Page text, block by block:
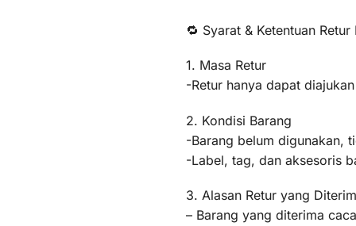
🔁 Syarat & Ketentuan Retur
1. Masa Retur
-Retur hanya dapat
2. Kondisi Barang
-Barang belum digunakan,
-Label, tag, dan aksesoris
3. Alasan Retur yang
– Barang yang diterima